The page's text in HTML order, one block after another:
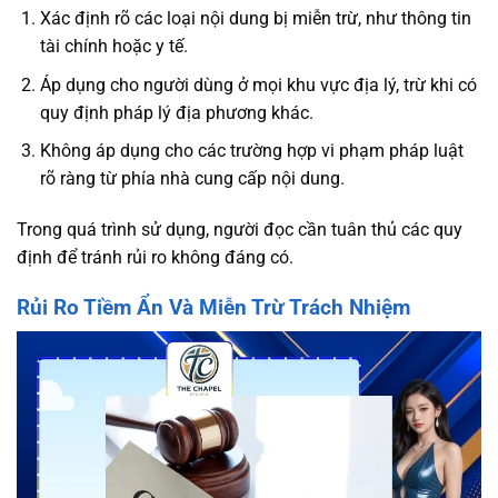
Xác định rõ các loại nội dung bị miễn trừ, như thông tin
tài chính hoặc y tế.
Áp dụng cho người dùng ở mọi khu vực địa lý, trừ khi có
quy định pháp lý địa phương khác.
Không áp dụng cho các trường hợp vi phạm pháp luật
rõ ràng từ phía nhà cung cấp nội dung.
Trong quá trình sử dụng, người đọc cần tuân thủ các quy
định để tránh rủi ro không đáng có.
Rủi Ro Tiềm Ẩn Và Miễn Trừ Trách Nhiệm